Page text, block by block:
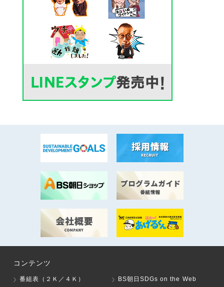
コンテンツ
番組表（２Ｋ／４Ｋ）
BS朝日SDGs on the Web